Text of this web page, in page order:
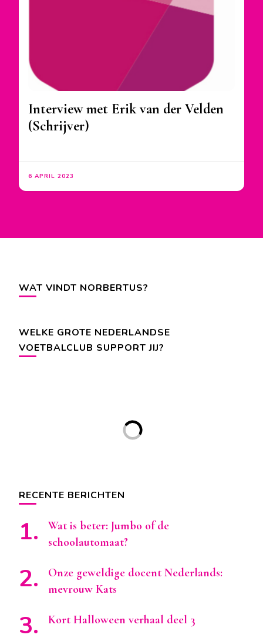
Interview met Erik van der Velden
(Schrijver)
6 APRIL 2023
WAT VINDT NORBERTUS?
WELKE GROTE NEDERLANDSE
VOETBALCLUB SUPPORT JIJ?
RECENTE BERICHTEN
Wat is beter: Jumbo of de
schoolautomaat?
Onze geweldige docent Nederlands:
mevrouw Kats
Kort Halloween verhaal deel 3